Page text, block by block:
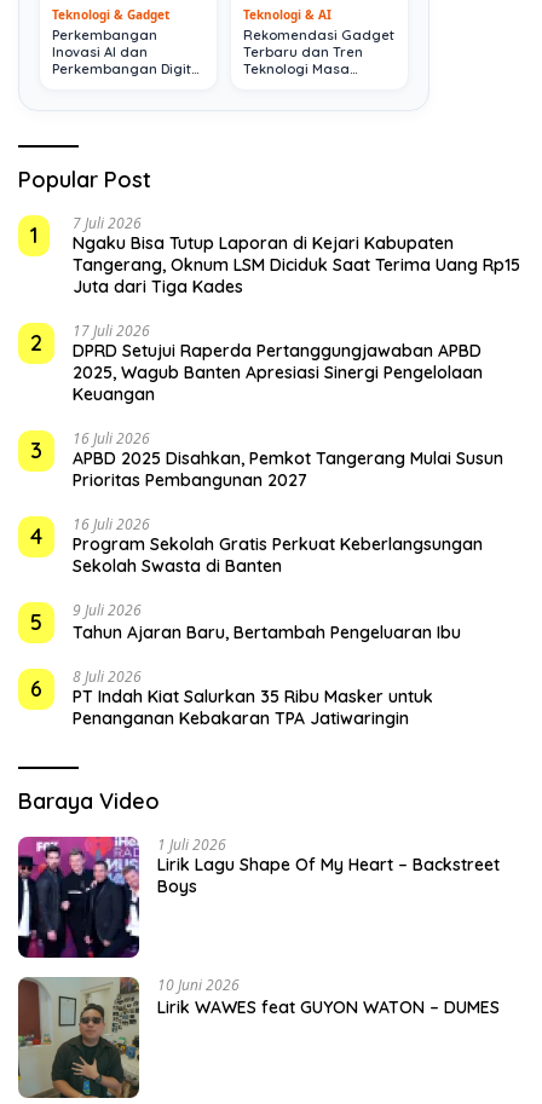
Teknologi & Gadget
Perkembangan
Inovasi AI dan
Perkembangan Digital
Teknologi & AI
Rekomendasi Gadget
Terbaru dan Tren
Teknologi Masa
Popular Post
1
7 Juli 2026
Ngaku Bisa Tutup Laporan di Kejari Kabupaten
Tangerang, Oknum LSM Diciduk Saat Terima Uang Rp15
Juta dari Tiga Kades
2 17 Juli 2026
DPRD Setujui Raperda Pertanggungjawaban APBD
2025, Wagub Banten Apresiasi Sinergi Pengelolaan
Keuangan
3 16 Juli 2026
APBD 2025 Disahkan, Pemkot Tangerang Mulai Susun
Prioritas Pembangunan 2027
4 16 Juli 2026
Program Sekolah Gratis Perkuat Keberlangsungan
Sekolah Swasta di Banten
5 9 Juli 2026
Tahun Ajaran Baru, Bertambah Pengeluaran Ibu
6 8 Juli 2026
PT Indah Kiat Salurkan 35 Ribu Masker untuk
Penanganan Kebakaran TPA Jatiwaringin
Baraya Video
1 Juli 2026
Lirik Lagu Shape Of My Heart – Backstreet
Boys
10 Juni 2026
Lirik WAWES feat GUYON WATON – DUMES